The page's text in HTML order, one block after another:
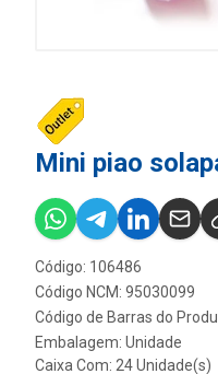
Mini piao
Código: 106486
Código NCM: 95030099
Código de Barras do
Embalagem: Unidade
Caixa Com: 24 Unidade(s)